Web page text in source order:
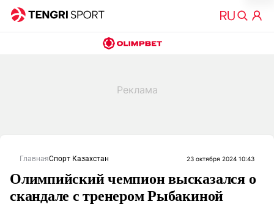
ГлавнаяСпорт Казахстан 23 октября 2024 10:43
Олимпийский чемпион высказался о
скандале с тренером Рыбакиной